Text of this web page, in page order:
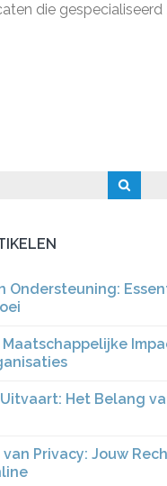
die gespecialiseerd
Ondersteuning:
Het Belang
Privacy: Jouw